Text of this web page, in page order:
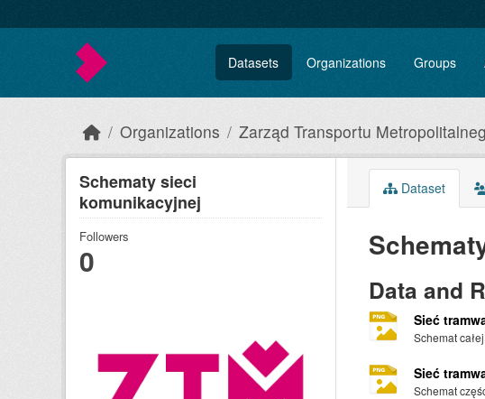
Datasets Organizations Groups
Organizations Zarząd Transportu
Schematy sieci
komunikacyjnej
Followers
0
Dataset
Data and
Sieć
Schemat
Sieć
Schemat